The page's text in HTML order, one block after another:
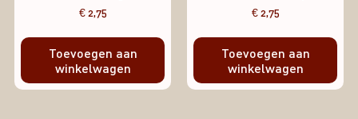
€2,75
Toevoegen aan
winkelwagen
€2,75
Toevoegen aan
winkelwagen